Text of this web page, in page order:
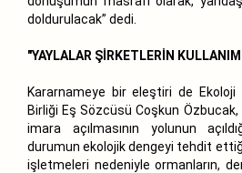
doldurulacak” dedi.
"YAYLALAR ŞİRKETLERİN
Kararnameye bir eleştiri de Ekoloji
Birliği Eş Sözcüsü Coşkun Özbucak,
imara açılmasının yolunun
durumun ekolojik dengeyi tehdit
işletmeleri nedeniyle ormanların,